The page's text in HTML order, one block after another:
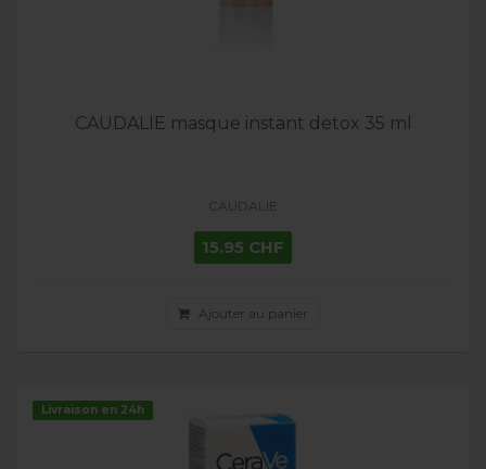
CAUDALIE masque instant detox 35 ml
CAUDALIE
15.95 CHF
Ajouter au panier
Livraison en 24h